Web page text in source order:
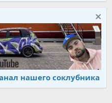
нашего соклубника